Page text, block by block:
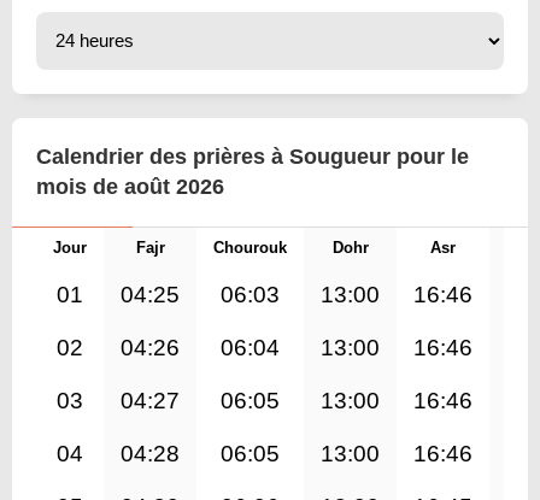
Calendrier des prières à Sougueur pour le
mois de août 2026
Jour Fajr Chourouk Dohr Asr
01 04:25 06:03 13:00 16:46
02 04:26 06:04 13:00 16:46
03 04:27 06:05 13:00 16:46
04 04:28 06:05 13:00 16:46